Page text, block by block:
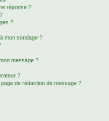
réponse ?
?
mon sondage ?
message ?
?
de rédaction de message ?